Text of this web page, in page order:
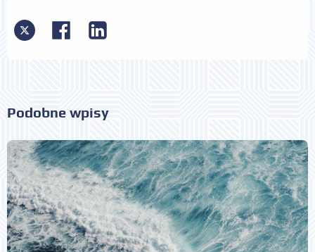
Podobne wpisy